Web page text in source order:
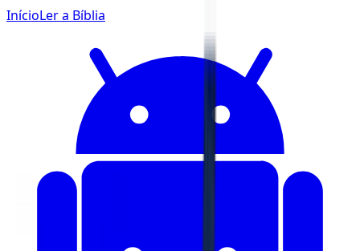
InícioLer a Bíblia